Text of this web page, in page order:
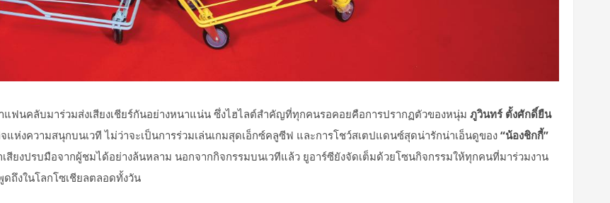
ฟนคลับมาร่วมส่งเสียงเชียร์กันอย่างหนาแน่น ซึ่งไฮไลต์สำคัญที่ทุกคนรอคอยคือการปรากฏตัวของหนุ่ม ภูวินทร์ ตั้งศักดิ์ยืน
ห่งความสนุกบนเวที ไม่ว่าจะเป็นการร่วมเล่นเกมสุดเอ็กซ์คลูซีฟ และการโชว์สเตปแดนซ์สุดน่ารักน่าเอ็นดูของ “น้องชิกกี้”
สียงปรบมือจากผู้ชมได้อย่างล้นหลาม นอกจากกิจกรรมบนเวทีแล้ว ยูอาร์ซียังจัดเต็มด้วยโซนกิจกรรมให้ทุกคนที่มาร่วมงาน
ถึงในโลกโซเชียลตลอดทั้งวัน